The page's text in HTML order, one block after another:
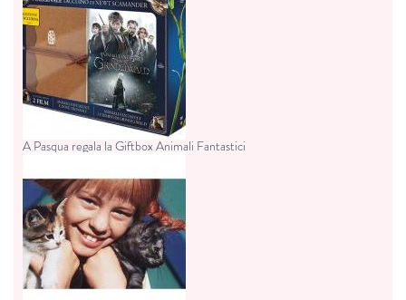
A Pasqua regala la Giftbox Animali Fantastici